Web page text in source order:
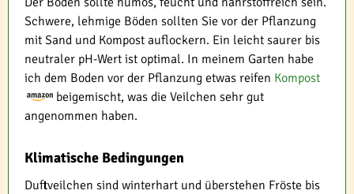
Schwere, lehmige Böden sollten Sie vor der Pflanzung
mit Sand und Kompost auflockern. Ein leicht saurer bis
neutraler pH-Wert ist optimal. In meinem Garten habe
ich dem Boden vor der Pflanzung etwas reifen Kompost
beigemischt, was die Veilchen sehr gut
angenommen haben.
Klimatische Bedingungen
Duftveilchen sind winterhart und überstehen Fröste bis